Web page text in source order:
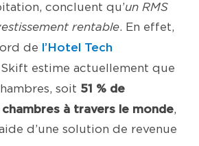
concluent qu’un RMS
rentable. En effet,
de l’Hotel Tech
estime actuellement que
soit 51 % de
chambres à travers le monde,
d’une solution de revenue